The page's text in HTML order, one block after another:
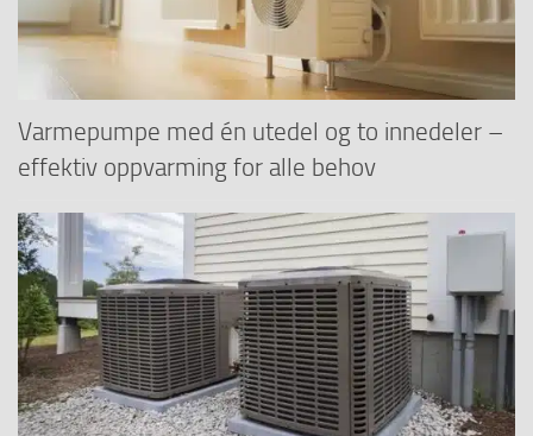
Varmepumpe med én utedel og to innedeler –
effektiv oppvarming for alle behov